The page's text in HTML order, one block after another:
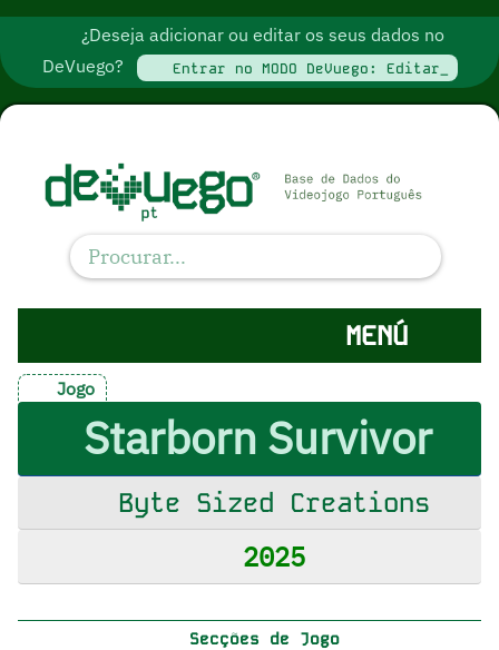
¿Deseja adicionar ou editar os seus dados no
DeVuego?
Entrar no MODO DeVuego: Editar_
MENÚ
Jogo
Starborn Survivor
Byte Sized Creations
2025
Secções de Jogo